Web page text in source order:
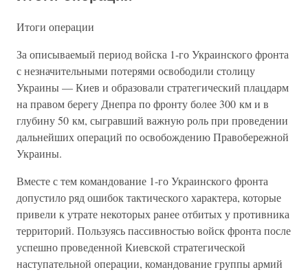
Итоги операции
За описываемый период войска 1-го Украинского фронта
с незначительными потерями освободили столицу
Украины — Киев и образовали стратегический плацдарм
на правом берегу Днепра по фронту более 300 км и в
глубину 50 км, сыгравший важную роль при проведении
дальнейших операций по освобождению Правобережной
Украины.
Вместе с тем командование 1-го Украинского фронта
допустило ряд ошибок тактического характера, которые
привели к утрате некоторых ранее отбитых у противника
территорий. Пользуясь пассивностью войск фронта после
успешно проведенной Киевской стратегической
наступательной операции, командование группы армий